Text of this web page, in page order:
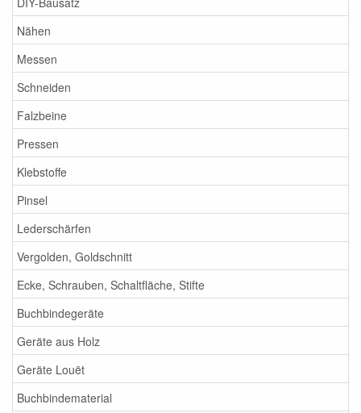
Nähen
Messen
Schneiden
Falzbeine
Pressen
Klebstoffe
Pinsel
Lederschärfen
Vergolden, Goldschnitt
Ecke, Schrauben, Schaltfläche, Stifte
Buchbindegeräte
Geräte aus Holz
Geräte Louët
Buchbindematerial